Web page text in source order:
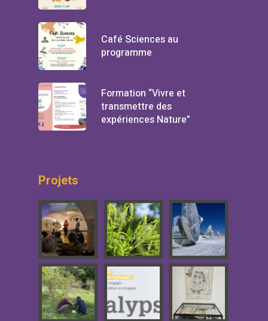
Café Sciences au
programme
Formation “Vivre et
transmettre des
expériences Nature”
Projets